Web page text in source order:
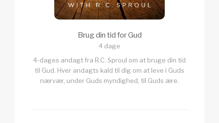
Brug din tid for Gud
4 dage
4-dages andagt fra R.C. Sproul om at bruge din tid
til Gud. Hver andagts kald til dig om at leve i Guds
nærvær, under Guds myndighed, til Guds ære.